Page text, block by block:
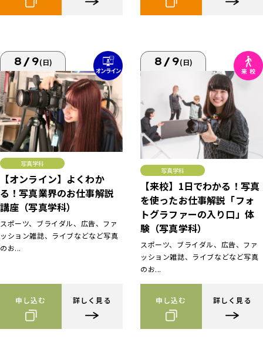
8/9(日)
写真学科
【オンライン】よくわか
る！写真業界のお仕事解説
講座（写真学科）
スポーツ、ブライダル、広告、ファ
ッション雑誌、ライブなどなど写真
のお...
申し込む 詳しく見る
8/9(日)
写真学科
【来校】1日でわかる！写真
を使ったお仕事解説「フォ
トグラファーの入り口」体
験（写真学科）
スポーツ、ブライダル、広告、ファ
ッション雑誌、ライブなどなど写真
のお...
申し込む 詳しく見る